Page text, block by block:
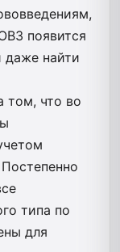
появится
даже найти
том, что во
типа по
для